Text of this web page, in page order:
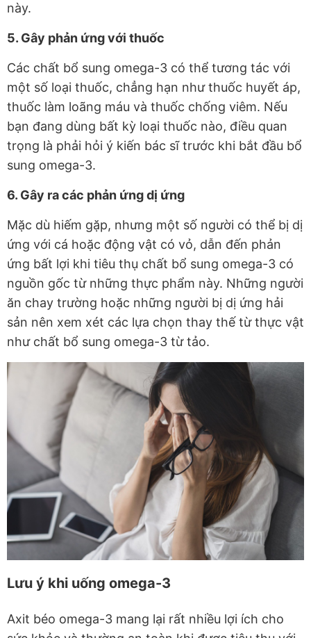
này.
5. Gây phản ứng với thuốc
Các chất bổ sung omega-3 có thể tương tác với
một số loại thuốc, chẳng hạn như thuốc huyết áp,
thuốc làm loãng máu và thuốc chống viêm. Nếu
bạn đang dùng bất kỳ loại thuốc nào, điều quan
trọng là phải hỏi ý kiến bác sĩ trước khi bắt đầu bổ
sung omega-3.
6. Gây ra các phản ứng dị ứng
Mặc dù hiếm gặp, nhưng một số người có thể bị dị
ứng với cá hoặc động vật có vỏ, dẫn đến phản
ứng bất lợi khi tiêu thụ chất bổ sung omega-3 có
nguồn gốc từ những thực phẩm này. Những người
ăn chay trường hoặc những người bị dị ứng hải
sản nên xem xét các lựa chọn thay thế từ thực vật
như chất bổ sung omega-3 từ tảo.
Lưu ý khi uống omega-3
Axit béo omega-3 mang lại rất nhiều lợi ích cho